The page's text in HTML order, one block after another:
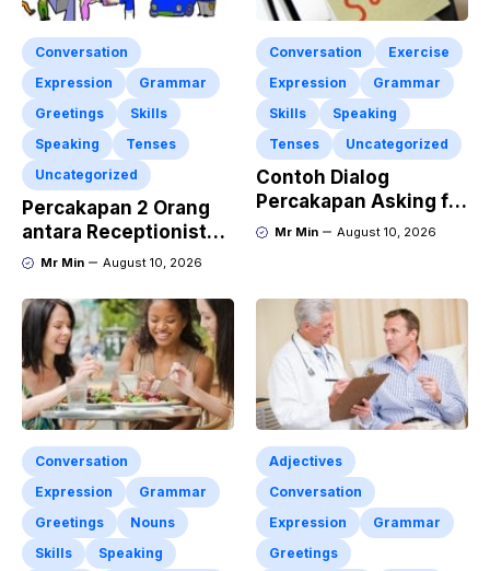
Conversation
Expression
Grammar
Greetings
Skills
Speaking
Tenses
Uncategorized
Percakapan 2 Orang
antara Receptionist
and Guest at The
Menggunakan Materi
“Polite Expressions”
Mr Min August 10, 2026
Conversation
Exercise
Expression
Grammar
Skills
Speaking
Tenses
Uncategorized
Contoh Dialog
Percakapan Asking for
Apology “Permintaan
Lengkap dengan
Latihan Soal
Mr Min August 10, 2026
Conversation
Expression
Grammar
Greetings
Nouns
Skills
Speaking
Adjectives
Conversation
Expression
Grammar
Greetings